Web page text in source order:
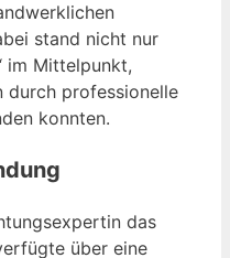
stand nicht nur
im Mittelpunkt,
durch professionelle
konnten.
das
über eine